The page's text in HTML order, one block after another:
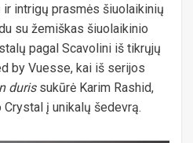
intrigų prasmės šiuolaikinių
su žemiškas šiuolaikinio
pagal Scavolini iš tikrųjų
by Vuesse, kai iš serijos
durissukūrė Karim Rashid,
į unikalų šedevrą.